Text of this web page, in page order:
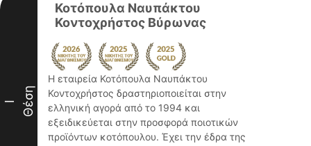
I Θέση
Κοτόπουλα Ναυπάκτου
Κοντοχρήστος Βύρωνας
Η εταιρεία Κοτόπουλα Ναυπάκτου
Κοντοχρήστος δραστηριοποιείται στην
ελληνική αγορά από το 1994 και
εξειδικεύεται στην προσφορά ποιοτικών
προϊόντων κοτόπουλου. Έχει την έδρα της